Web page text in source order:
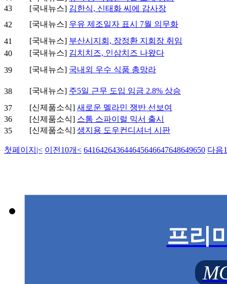
43
[국내뉴스] 김한식, 신태화 씨에 감사장
42
[국내뉴스] 우유 제조일자 표시 7월 의무화
41
[국내뉴스] 부산시지회, 장정환 지회장 취임
40
[국내뉴스] 김치치즈, 인삼치즈 나왔다
39
[국내뉴스] 국내외 우수 식품 총망라
38 [국내뉴스] 주5일 근무 도입 임금 2.8% 상승
37
[신제품소식] 새로운 멜라민 쟁반 선보여
36
[신제품소식] 스톰 스파이럴 믹서 출시
35
[신제품소식] 생지용 도우컨디셔너 시판
첫페이지 |< 이전10개< 641642643644645646647648649650 다음
프리